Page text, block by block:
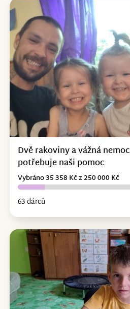
Dvě rakoviny a vážná
potřebuje naši pomoc
63 dárců
Vybráno 35 358 Kč z 250 000 Kč